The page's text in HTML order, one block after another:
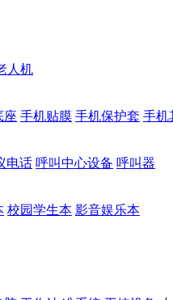
人机
座 手机贴膜 手机保护套 手机
电话 呼叫中心设备 呼叫器
校园学生本 影音娱乐本